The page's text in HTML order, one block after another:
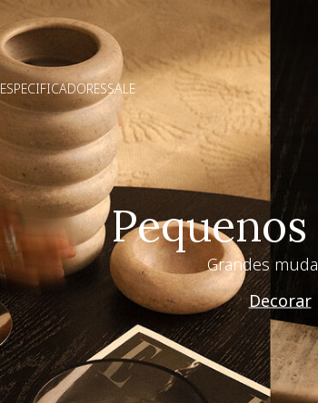
ESPECIFICADORESSALE
Especial
Westwing +
Vem ver